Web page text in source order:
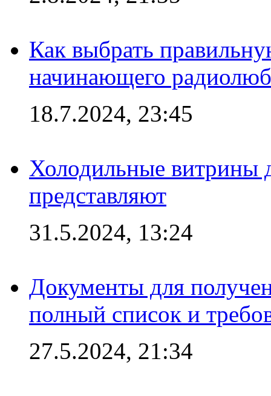
Как выбрать
начинающего
18.7.2024, 23:45
Холодильные витрины
представляют
31.5.2024, 13:24
Документы для
полный список и
27.5.2024, 21:34